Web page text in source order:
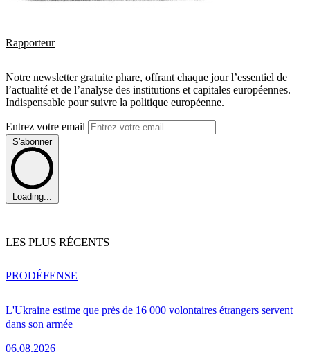
Rapporteur
Notre newsletter gratuite phare, offrant chaque jour l’essentiel de
l’actualité et de l’analyse des institutions et capitales européennes.
Indispensable pour suivre la politique européenne.
Entrez votre email
S'abonner
Loading...
LES PLUS RÉCENTS
L'Ukraine estime que près de 16 000 volontaires étrangers servent
dans son armée
06.08.2026
PRODÉFENSE